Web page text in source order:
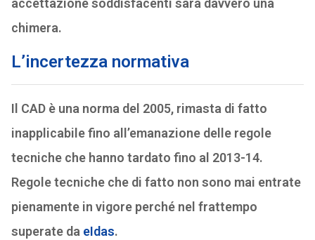
accettazione soddisfacenti sarà davvero una
chimera.
L’incertezza normativa
Il CAD è una norma del 2005, rimasta di fatto
inapplicabile fino all’emanazione delle regole
tecniche che hanno tardato fino al 2013-14.
Regole tecniche che di fatto non sono mai entrate
pienamente in vigore perché nel frattempo
superate da eIdas.